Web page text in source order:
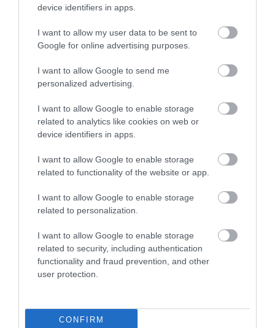
device identifiers in apps.
I want to allow my user data to be sent to
Google for online advertising purposes.
I want to allow Google to send me
personalized advertising.
I want to allow Google to enable storage
related to analytics like cookies on web or
device identifiers in apps.
I want to allow Google to enable storage
related to functionality of the website or app.
I want to allow Google to enable storage
related to personalization.
I want to allow Google to enable storage
related to security, including authentication
functionality and fraud prevention, and other
user protection.
CONFIRM
MDR-20-24 Τροφοδοτικό
Ράγας 24VDC 1A, 100-
Διαθέσιμο
19,07 €
240VAC Ultra Slim
Διαθέσιμο
21,13 €